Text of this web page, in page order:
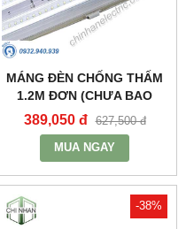
MÁNG ĐÈN CHỐNG THẤM
1.2M ĐƠN (CHƯA BAO
GỒM BÓNG VÀ TĂNG PHÔ)
- MWP-236 - MPE
389,050 đ 627,500 đ
MUA NGAY
-38%